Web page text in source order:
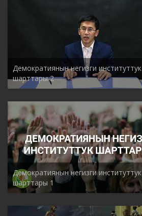
Демократиянын негизги институттук
шарттары 2
Демократиянын негизги институттук
шарттары 1